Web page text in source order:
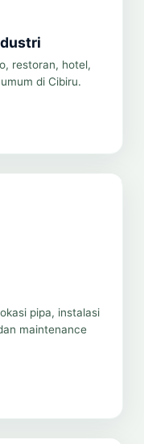
restoran, hotel,
di Cibiru.
pipa, instalasi
maintenance